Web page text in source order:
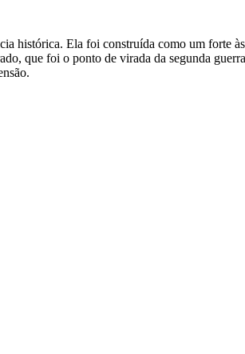
histórica. Ela foi construída como um forte
que foi o ponto de virada da segunda